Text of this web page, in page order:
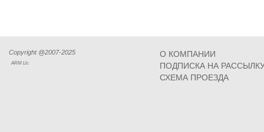
Copyright @2007-2025
ARM Llc
О КОМПАНИИ
ПОДПИСКА НА
СХЕМА ПРОЕЗДА